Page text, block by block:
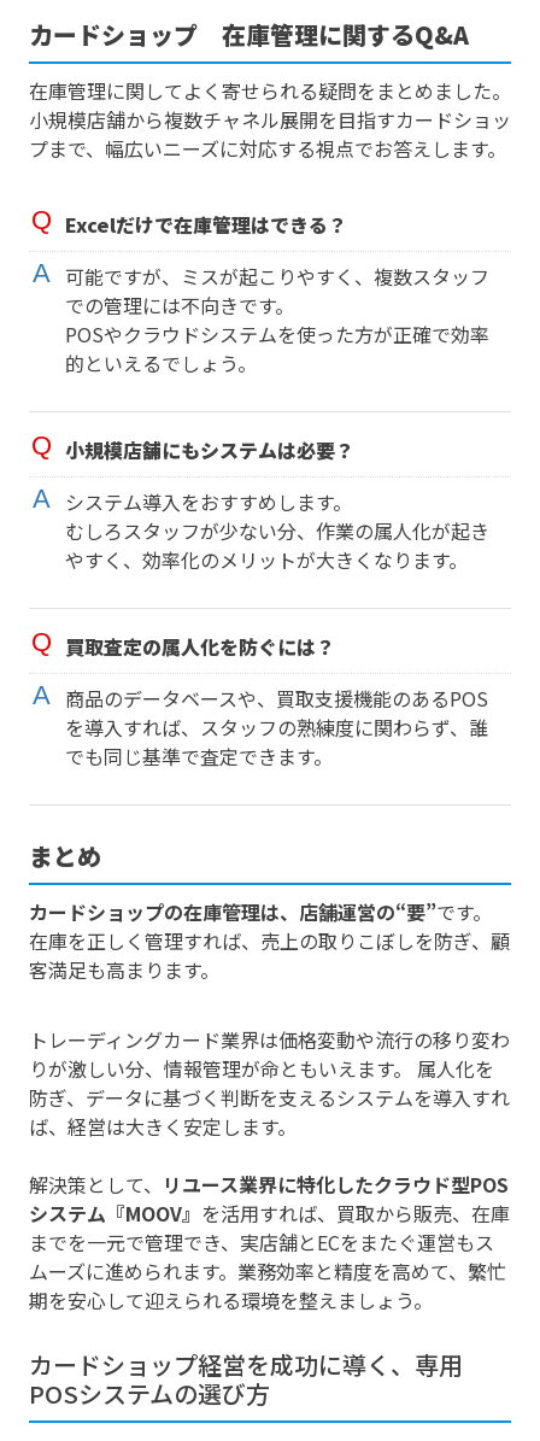
カードショップ 在庫管理に関するQ&A
在庫管理に関してよく寄せられる疑問をまとめました。
小規模店舗から複数チャネル展開を目指すカードショッ
プまで、幅広いニーズに対応する視点でお答えします。
Excelだけで在庫管理はできる？
可能ですが、ミスが起こりやすく、複数スタッフ
での管理には不向きです。
POSやクラウドシステムを使った方が正確で効率
的といえるでしょう。
小規模店舗にもシステムは必要？
システム導入をおすすめします。
むしろスタッフが少ない分、作業の属人化が起き
やすく、効率化のメリットが大きくなります。
買取査定の属人化を防ぐには？
商品のデータベースや、買取支援機能のあるPOS
を導入すれば、スタッフの熟練度に関わらず、誰
でも同じ基準で査定できます。
まとめ
カードショップの在庫管理は、店舗運営の“要”です。
在庫を正しく管理すれば、売上の取りこぼしを防ぎ、顧
客満足も高まります。
トレーディングカード業界は価格変動や流行の移り変わ
りが激しい分、情報管理が命ともいえます。 属人化を
防ぎ、データに基づく判断を支えるシステムを導入すれ
ば、経営は大きく安定します。
解決策として、 リユース業界に特化したクラウド型POS
システム『MOOV』 を活用すれば、買取から販売、在庫
までを一元で管理でき、実店舗とECをまたぐ運営もス
ムーズに進められます。業務効率と精度を高めて、繁忙
期を安心して迎えられる環境を整えましょう。
カードショップ経営を成功に導く、専用
POSシステムの選び方